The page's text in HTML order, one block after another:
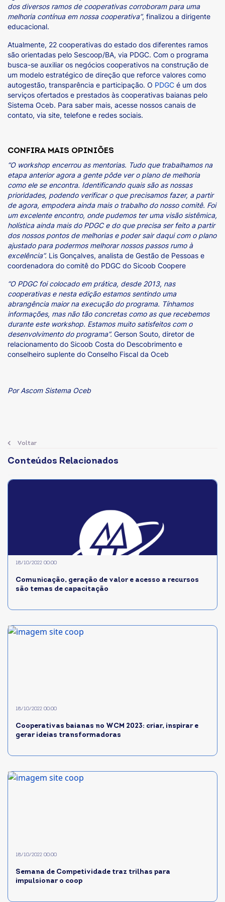
dos diversos ramos de cooperativas corroboram para uma
melhoria contínua em nossa cooperativa”, finalizou a dirigente
educacional.
Atualmente, 22 cooperativas do estado dos diferentes ramos
são orientadas pelo Sescoop/BA, via PDGC. Com o programa
busca-se auxiliar os negócios cooperativos na construção de
um modelo estratégico de direção que reforce valores como
autogestão, transparência e participação. O PDGC é um dos
serviços ofertados e prestados às cooperativas baianas pelo
Sistema Oceb. Para saber mais, acesse nossos canais de
contato, via site, telefone e redes sociais.
CONFIRA MAIS OPINIÕES
“O workshop encerrou as mentorias. Tudo que trabalhamos na
etapa anterior agora a gente pôde ver o plano de melhoria
como ele se encontra. Identificando quais são as nossas
prioridades, podendo verificar o que precisamos fazer, a partir
de agora, empodera ainda mais o trabalho do nosso comitê. Foi
um excelente encontro, onde pudemos ter uma visão sistêmica,
holística ainda mais do PDGC e do que precisa ser feito a partir
dos nossos pontos de melhorias e poder sair daqui com o plano
ajustado para podermos melhorar nossos passos rumo à
excelência”. Lis Gonçalves, analista de Gestão de Pessoas e
coordenadora do comitê do PDGC do Sicoob Coopere
“O PDGC foi colocado em prática, desde 2013, nas
cooperativas e nesta edição estamos sentindo uma
abrangência maior na execução do programa. Tínhamos
informações, mas não tão concretas como as que recebemos
durante este workshop. Estamos muito satisfeitos com o
desenvolvimento do programa”. Gerson Souto, diretor de
relacionamento do Sicoob Costa do Descobrimento e
conselheiro suplente do Conselho Fiscal da Oceb
Por Ascom Sistema Oceb
Voltar
Conteúdos Relacionados
Comunicação, geração de valor e acesso a recursos
são temas de capacitação
18/10/2022 00:00
Cooperativas baianas no WCM 2023: criar, inspirar e
gerar ideias transformadoras
18/10/2022 00:00
Semana de Competividade traz trilhas para
impulsionar o coop
18/10/2022 00:00